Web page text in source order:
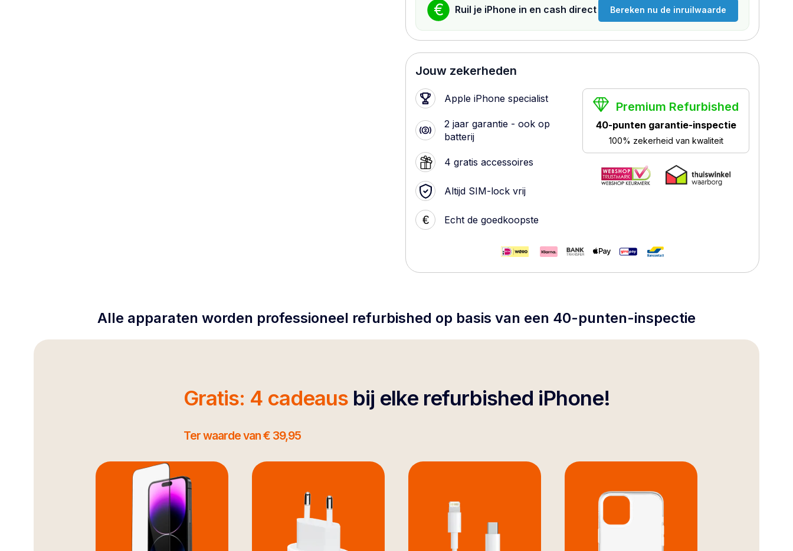
€ Ruil je iPhone in en cash direct Bereken nu de inruilwaarde
Jouw zekerheden
Apple iPhone specialist
2 jaar garantie - ook op
batterij
4 gratis accessoires
Altijd SIM-lock vrij
€ Echt de goedkoopste
Premium Refurbished
40-punten garantie-inspectie
100% zekerheid van kwaliteit
Alle apparaten worden professioneel refurbished op basis van een 40-punten-inspectie
Gratis: 4 cadeaus bij elke refurbished iPhone!
Ter waarde van € 39,95